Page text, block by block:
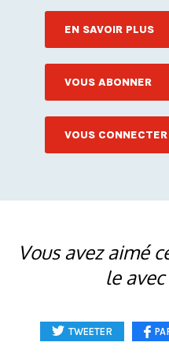
EN SAVOIR PLUS
VOUS ABONNER
VOUS CONNECTER
Vous avez aimé
le
TWEETER